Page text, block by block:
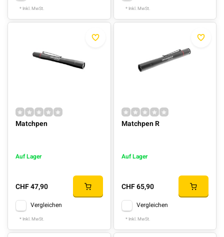
* Inkl. MwSt. * Inkl. MwSt.
Matchpen
Auf Lager
CHF 47,90
Vergleichen
* Inkl. MwSt.
Matchpen R
Auf Lager
CHF 65,90
Vergleichen
* Inkl. MwSt.